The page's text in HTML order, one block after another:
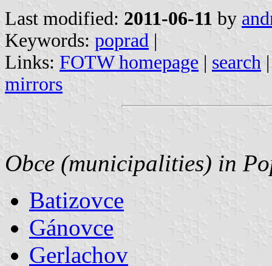
Last modified: 2011-06-11 by
Keywords: poprad |
Links: FOTW homepage | search
mirrors
Obce (municipalities) in
Batizovce
Gánovce
Gerlachov